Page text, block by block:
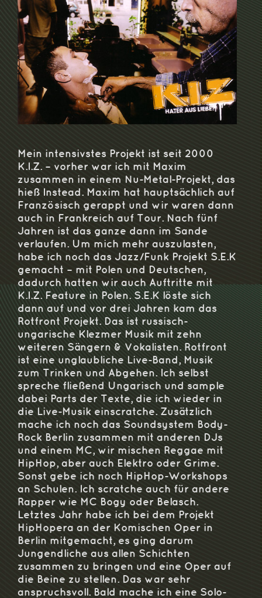
Mein intensivstes Projekt ist seit 2000
K.I.Z. – vorher war ich mit Maxim
zusammen in einem Nu-Metal-Projekt, das
hieß Instead. Maxim hat hauptsächlich auf
Französisch gerappt und wir waren dann
auch in Frankreich auf Tour. Nach fünf
Jahren ist das ganze dann im Sande
verlaufen. Um mich mehr auszulasten,
habe ich noch das Jazz/Funk Projekt S.E.K
gemacht – mit Polen und Deutschen,
dadurch hatten wir auch Auftritte mit
K.I.Z. Feature in Polen. S.E.K löste sich
dann auf und vor drei Jahren kam das
Rotfront Projekt. Das ist russisch-
ungarische Klezmer Musik mit zehn
weiteren Sängern & Vokalisten. Rotfront
ist eine unglaubliche Live-Band, Musik
zum Trinken und Abgehen. Ich selbst
spreche fließend Ungarisch und sample
dabei Parts der Texte, die ich wieder in
die Live-Musik einscratche. Zusätzlich
mache ich noch das Soundsystem Body-
Rock Berlin zusammen mit anderen DJs
und einem MC, wir mischen Reggae mit
HipHop, aber auch Elektro oder Grime.
Sonst gebe ich noch HipHop-Workshops
an Schulen. Ich scratche auch für andere
Rapper wie MC Bogy oder Belasch.
Letztes Jahr habe ich bei dem Projekt
HipHopera an der Komischen Oper in
Berlin mitgemacht, es ging darum
Jungendliche aus allen Schichten
zusammen zu bringen und eine Oper auf
die Beine zu stellen. Das war sehr
anspruchsvoll. Bald mache ich eine Solo-